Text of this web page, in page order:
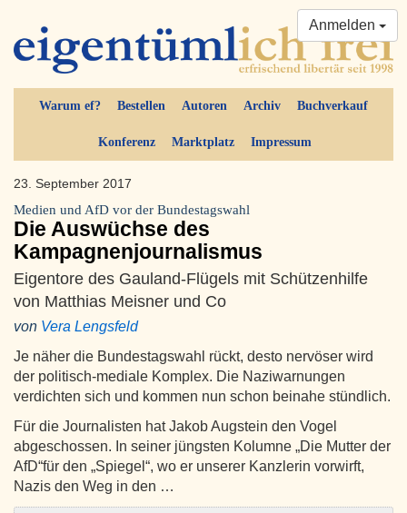
Warum ef? Bestellen Autoren Archiv Buchverkauf
Konferenz Marktplatz Impressum
Anmelden
23. September 2017
Medien und AfD vor der Bundestagswahl
Die Auswüchse des
Kampagnenjournalismus
Eigentore des Gauland-Flügels mit Schützenhilfe
von Matthias Meisner und Co
von Vera Lengsfeld
Je näher die Bundestagswahl rückt, desto nervöser wird
der politisch-mediale Komplex. Die Naziwarnungen
verdichten sich und kommen nun schon beinahe stündlich.
Für die Journalisten hat Jakob Augstein den Vogel
abgeschossen. In seiner jüngsten Kolumne „Die Mutter der
AfD“für den „Spiegel“, wo er unserer Kanzlerin vorwirft,
Nazis den Weg in den …